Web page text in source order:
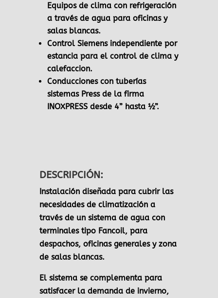
Equipos de clima con refrigeración
a través de agua para oficinas y
salas blancas.
Control Siemens independiente por
estancia para el control de clima y
calefaccion.
Conducciones con tuberías
sistemas Press de la firma
INOXPRESS desde 4” hasta ½”.
DESCRIPCIÓN:
Instalación diseñada para cubrir las
necesidades de climatización a
través de un sistema de agua con
terminales tipo Fancoil, para
despachos, oficinas generales y zona
de salas blancas.
El sistema se complementa para
satisfacer la demanda de invierno,